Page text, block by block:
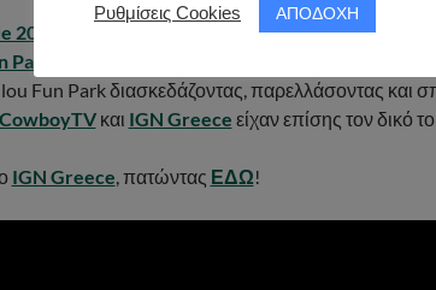
2021 επέστρεψε φέτος για δεύτερη φορά στις
Park
! Μια μοναδική
Fun Park διασκεδάζοντας, παρελλάσοντας και
CowboyTV και IGN Greece είχαν επίσης τον δικό
IGN Greece, πατώντας ΕΔΩ!
Ρυθμίσεις Cookies ΑΠΟΔΟΧΗ